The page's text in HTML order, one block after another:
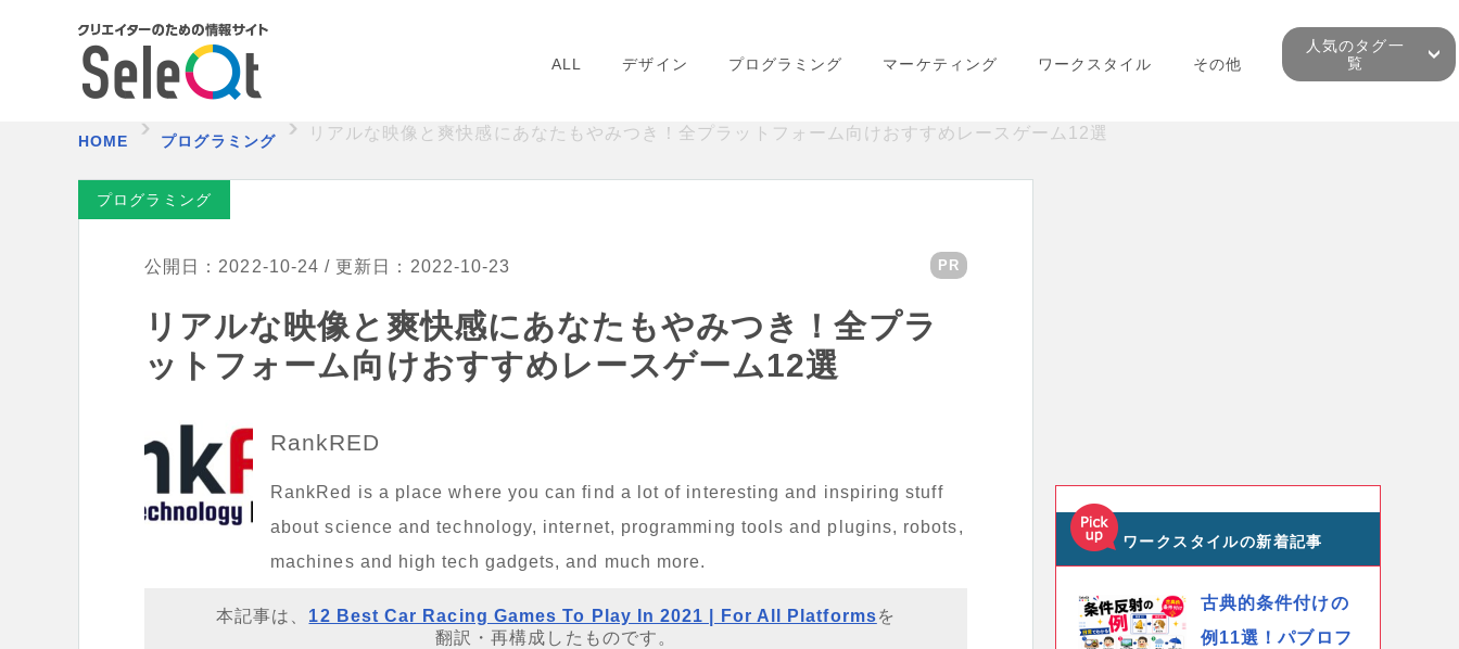
ALL デザイン プログラミング マーケティング ワークスタイル その他
人気のタグ一
覧
HOME プログラミング リアルな映像と爽快感にあなたもやみつき！全プラットフォーム向けおすすめレースゲーム12選
プログラミング
公開日：2022-10-24 / 更新日：2022-10-23 PR
リアルな映像と爽快感にあなたもやみつき！全プラ
ットフォーム向けおすすめレースゲーム12選
RankRED
RankRed is a place where you can find a lot of interesting and inspiring stuff
about science and technology, internet, programming tools and plugins, robots,
machines and high tech gadgets, and much more.
本記事は、 12 Best Car Racing Games To Play In 2021 | For All Platformsを
翻訳・再構成したものです。
ワークスタイルの新着記事
古典的条件付けの
例11選！パブロフ